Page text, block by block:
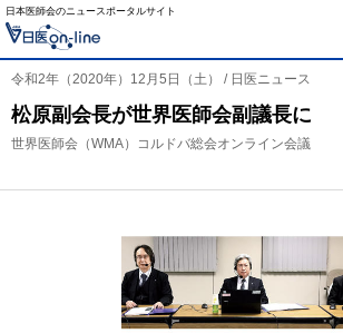
日本医師会のニュースポータルサイト
令和2年（2020年）12月5日（土） / 日医ニュース
松原副会長が世界医師会副議長に
世界医師会（WMA）コルドバ総会オンライン会議